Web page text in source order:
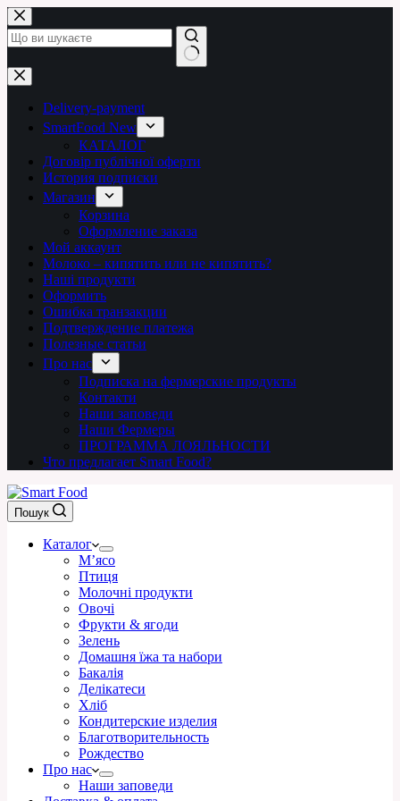
Перейти
до
вмісту
Немає
результатів
Delivery-payment
SmartFood New
КАТАЛОГ
Договір публічної оферти
История подписки
Магазин
Корзина
Оформление заказа
Мой аккаунт
Молоко – кипятить или не кипятить?
Наші продукти
Оформить
Ошибка транзакции
Подтверждение платежа
Полезные статьи
Про нас
Подписка на фермерские продукты
Контакти
Наши заповеди
Наши Фермеры
ПРОГРАММА ЛОЯЛЬНОСТИ
Что предлагает Smart Food?
Пошук
Каталог
М’ясо
Птиця
Молочні продукти
Овочі
Фрукти & ягоди
Зелень
Домашня їжа та набори
Бакалія
Делікатеси
Хліб
Кондитерские изделия
Благотворительность
Рождество
Про нас
Наши заповеди